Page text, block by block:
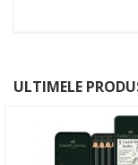
ULTIMELE